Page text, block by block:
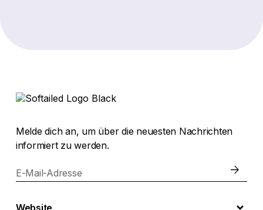
Melde dich an, um über die neuesten Nachrichten
informiert zu werden.
E-Mail-Adresse
Website